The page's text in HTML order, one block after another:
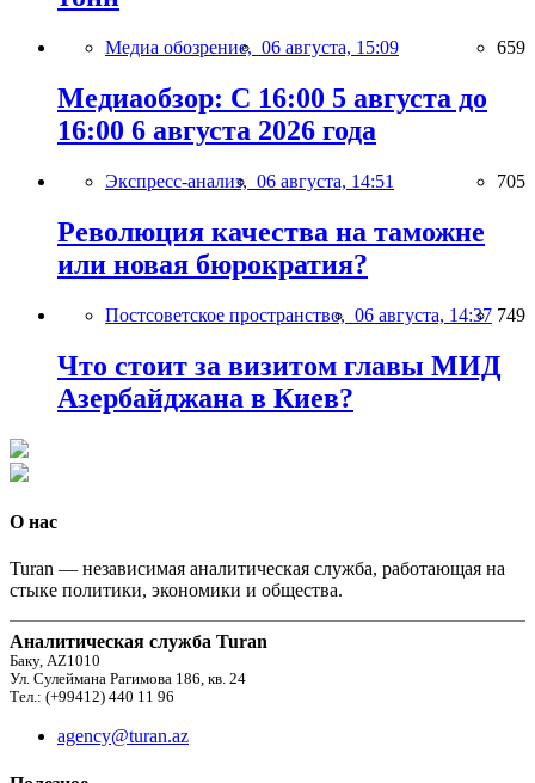
Медиа обозрение, 06 августа, 15:09 659
Медиаобзор: С 16:00 5 августа до
16:00 6 августа 2026 года
Экспресс-анализ, 06 августа, 14:51 705
Революция качества на таможне
или новая бюрократия?
Постсоветское пространство, 06 августа, 14:37 749
Что стоит за визитом главы МИД
Азербайджана в Киев?
О нас
Turan — независимая аналитическая служба, работающая на
стыке политики, экономики и общества.
Аналитическая служба Turan
Баку, AZ1010
Ул. Сулеймана Рагимова 186, кв. 24
Тел.: (+99412) 440 11 96
agency@turan.az